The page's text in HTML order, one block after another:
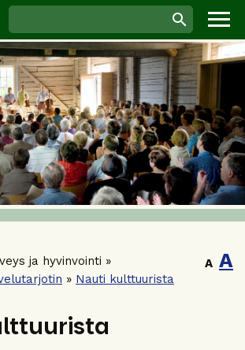
ja hyvinvointi »
» Nauti kulttuurista
A A